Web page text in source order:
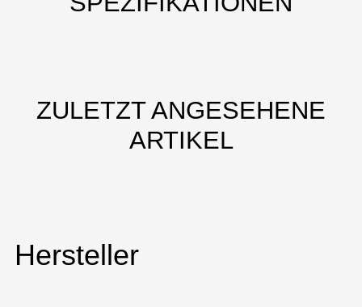
ZULETZT ANGESEHENE
ARTIKEL
Hersteller